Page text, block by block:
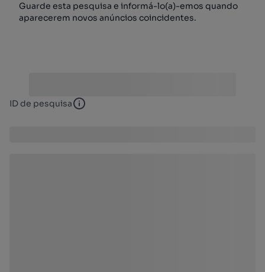
Guarde esta pesquisa e informá-lo(a)-emos quando
aparecerem novos anúncios coincidentes.
ID de pesquisa ID de pesquisa